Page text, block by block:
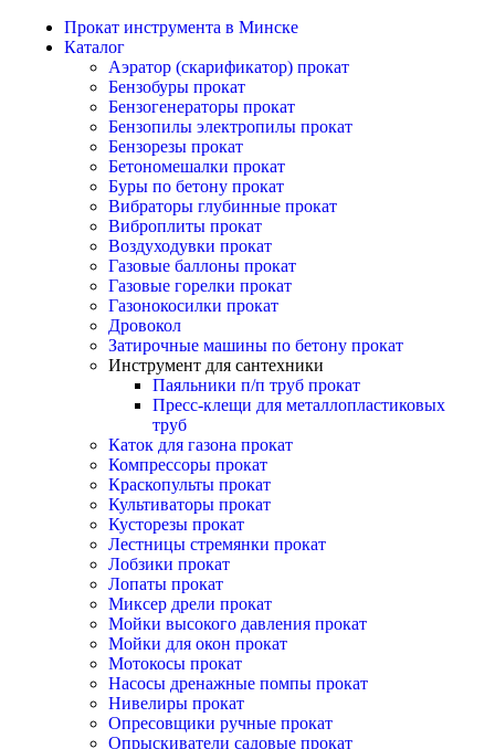
Прокат инструмента в Минске
Каталог
Аэратор (скарификатор) прокат
Бензобуры прокат
Бензогенераторы прокат
Бензопилы электропилы прокат
Бензорезы прокат
Бетономешалки прокат
Буры по бетону прокат
Вибраторы глубинные прокат
Виброплиты прокат
Воздуходувки прокат
Газовые баллоны прокат
Газовые горелки прокат
Газонокосилки прокат
Дровокол
Затирочные машины по бетону прокат
Инструмент для сантехники
Паяльники п/п труб прокат
Пресс-клещи для металлопластиковых
труб
Каток для газона прокат
Компрессоры прокат
Краскопульты прокат
Культиваторы прокат
Кусторезы прокат
Лестницы стремянки прокат
Лобзики прокат
Лопаты прокат
Миксер дрели прокат
Мойки высокого давления прокат
Мойки для окон прокат
Мотокосы прокат
Насосы дренажные помпы прокат
Нивелиры прокат
Опресовщики ручные прокат
Опрыскиватели садовые прокат